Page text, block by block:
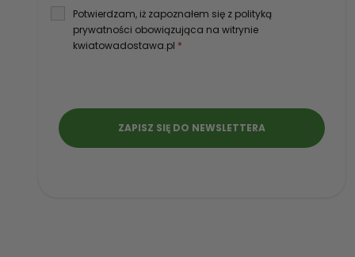
Potwierdzam, iż zapoznałem się z polityką
prywatności obowiązująca na witrynie
kwiatowadostawa.pl *